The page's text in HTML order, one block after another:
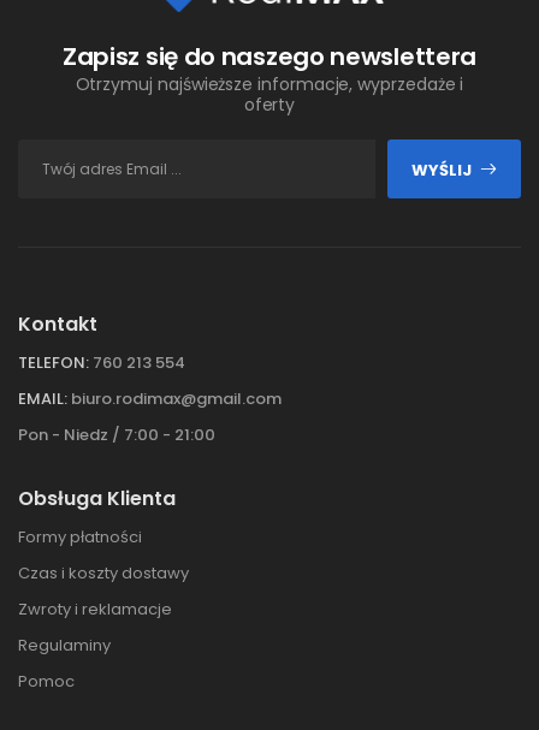
Zapisz się do naszego newslettera
Otrzymuj najświeższe informacje, wyprzedaże i
oferty
WYŚLIJ
Kontakt
TELEFON: 760 213 554
EMAIL: biuro.rodimax@gmail.com
Pon - Niedz / 7:00 - 21:00
Obsługa Klienta
Formy płatności
Czas i koszty dostawy
Zwroty i reklamacje
Regulaminy
Pomoc